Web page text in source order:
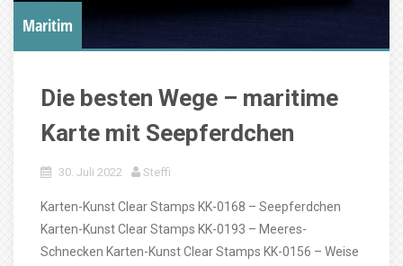
Maritim
Die besten Wege – maritime
Karte mit Seepferdchen
30. Juli 2022 Steffi
Karten-Kunst Clear Stamps KK-0168 – Seepferdchen
Karten-Kunst Clear Stamps KK-0193 – Meeres-
Schnecken Karten-Kunst Clear Stamps KK-0156 – Weise